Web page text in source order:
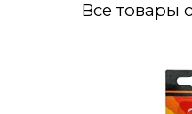
Все товары